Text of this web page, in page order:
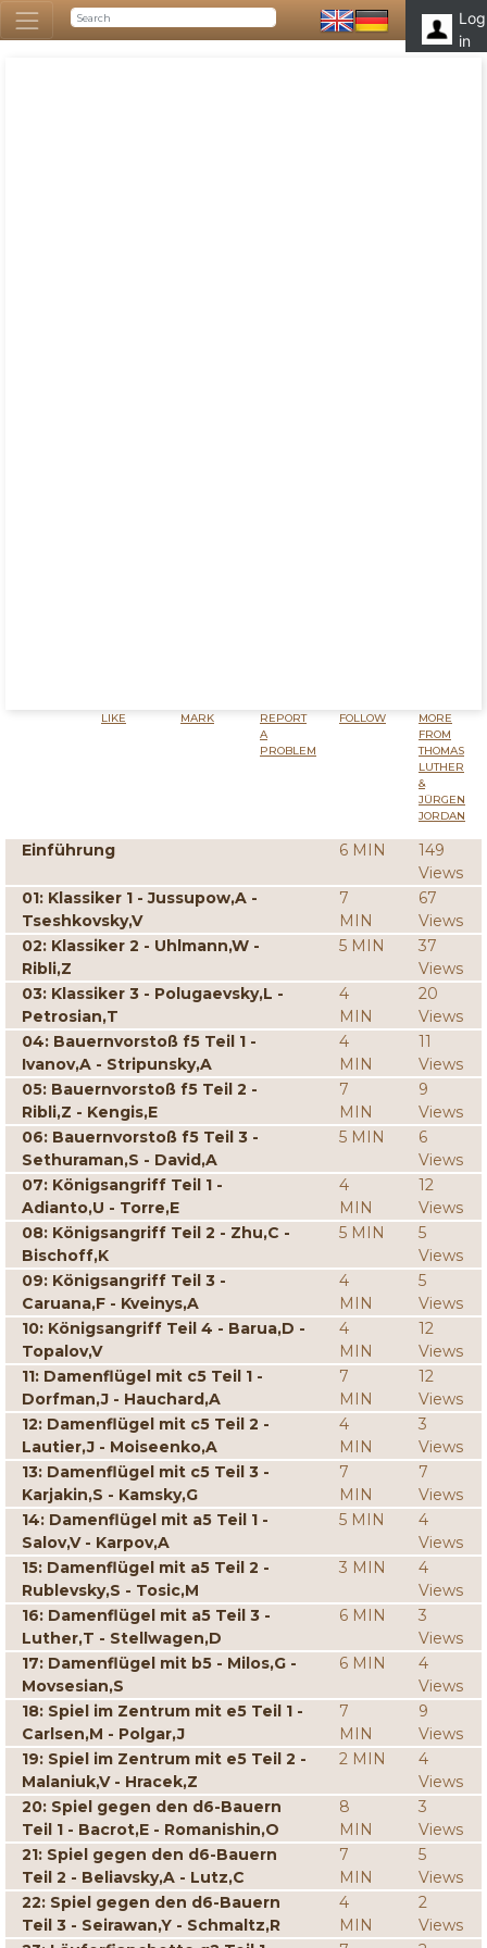
Log
in
LIKE MARK
REPORT
A
PROBLEM
FOLLOW
MORE
FROM
THOMAS
LUTHER
&
JÜRGEN
JORDAN
Einführung 6 MIN
149
Views
01: Klassiker 1 - Jussupow,A -
Tseshkovsky,V
7
MIN
67
Views
02: Klassiker 2 - Uhlmann,W -
Ribli,Z
5 MIN
37
Views
03: Klassiker 3 - Polugaevsky,L -
Petrosian,T
4
MIN
20
Views
04: Bauernvorstoß f5 Teil 1 -
Ivanov,A - Stripunsky,A
4
MIN
11
Views
05: Bauernvorstoß f5 Teil 2 -
Ribli,Z - Kengis,E
7
MIN
9
Views
06: Bauernvorstoß f5 Teil 3 -
Sethuraman,S - David,A
5 MIN
6
Views
07: Königsangriff Teil 1 -
Adianto,U - Torre,E
4
MIN
12
Views
08: Königsangriff Teil 2 - Zhu,C -
Bischoff,K
5 MIN
5
Views
09: Königsangriff Teil 3 -
Caruana,F - Kveinys,A
4
MIN
5
Views
10: Königsangriff Teil 4 - Barua,D -
Topalov,V
4
MIN
12
Views
11: Damenflügel mit c5 Teil 1 -
Dorfman,J - Hauchard,A
7
MIN
12
Views
12: Damenflügel mit c5 Teil 2 -
Lautier,J - Moiseenko,A
4
MIN
3
Views
13: Damenflügel mit c5 Teil 3 -
Karjakin,S - Kamsky,G
7
MIN
7
Views
14: Damenflügel mit a5 Teil 1 -
Salov,V - Karpov,A
5 MIN
4
Views
15: Damenflügel mit a5 Teil 2 -
Rublevsky,S - Tosic,M
3 MIN
4
Views
16: Damenflügel mit a5 Teil 3 -
Luther,T - Stellwagen,D
6 MIN
3
Views
17: Damenflügel mit b5 - Milos,G -
Movsesian,S
6 MIN
4
Views
18: Spiel im Zentrum mit e5 Teil 1 -
Carlsen,M - Polgar,J
7
MIN
9
Views
19: Spiel im Zentrum mit e5 Teil 2 -
Malaniuk,V - Hracek,Z
2 MIN
4
Views
20: Spiel gegen den d6-Bauern
Teil 1 - Bacrot,E - Romanishin,O
8
MIN
3
Views
21: Spiel gegen den d6-Bauern
Teil 2 - Beliavsky,A - Lutz,C
7
MIN
5
Views
22: Spiel gegen den d6-Bauern
Teil 3 - Seirawan,Y - Schmaltz,R
4
MIN
2
Views